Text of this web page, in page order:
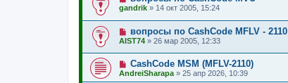
gandrik » 14 окт 2005, 15:24
вопросы по CashCode MFLV - 2110
AIST74 » 26 мар 2005, 12:33
CashCode MSM (MFLV-2110)
AndreiSharapa » 25 апр 2026, 10:39